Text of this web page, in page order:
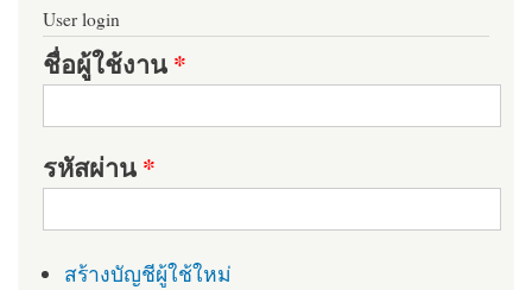
User login
ชื่อผู้ใช้งาน*
รหัสผ่าน*
สร้างบัญชีผู้ใช้ใหม่